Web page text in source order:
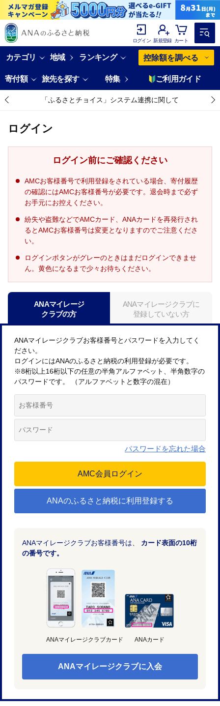
ログイン 新規登録 カート
カテゴリ 地域 ランキング 控除額を調べる
寄付額 旅先を探す 特集 ご利用ガイド
「ふるさとチョイス」システム連携に関して
ログイン
ログイン前にご確認ください
AMCお客様番号で利用登録をされている場合、寄付履歴
の確認にはAMCお客様番号が必要です。退会時まで必ず
お手元にお控えください。
紛失や盗難などでAMCカード、ANAカードを再発行され
るとAMCお客様番号は変更となりますのでご注意くださ
い。
ログインボタンがグレーのときはまだログインできませ
ん。黄色になるまで少々お待ちください。
ANAマイレージ
クラブの方
ANAマイレージクラブに
登録していない方
ANAマイレージクラブお客様番号とパスワードを入力してく
ださい。
ログインにはANAのふるさと納税の利用登録が必要です。
※8桁以上16桁以下の任意の半角アルファベット、半角数字の
パスワードです。 （アルファベットと数字の混在）
パスワードを忘れた場合
ANAのふるさと納税に利用登録する
ANAマイレージクラブお客様番号は、 カード表面の10桁
の番号です。
ANAマイレージクラブカード ANAカード
ANAマイレージクラブに入会